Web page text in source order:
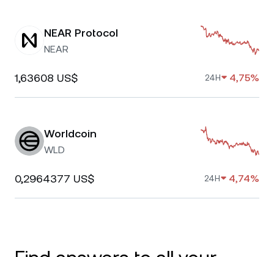
NEAR Protocol
NEAR
1,63608 US$ 24H 4,75%
Worldcoin
WLD
0,2964377 US$ 24H 4,74%